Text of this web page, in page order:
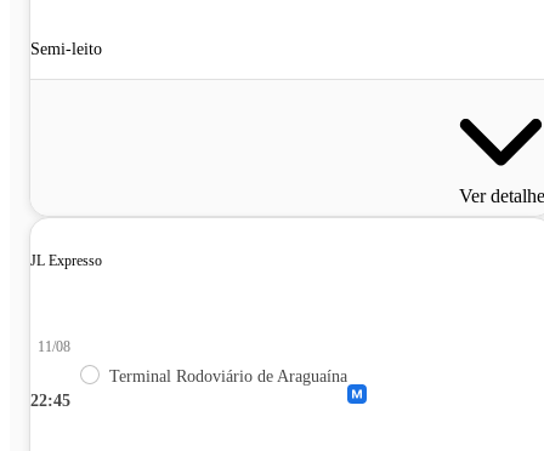
Semi-leito
Ver
JL Expresso
22:45
11/08
Terminal Rodoviário de Araguaína